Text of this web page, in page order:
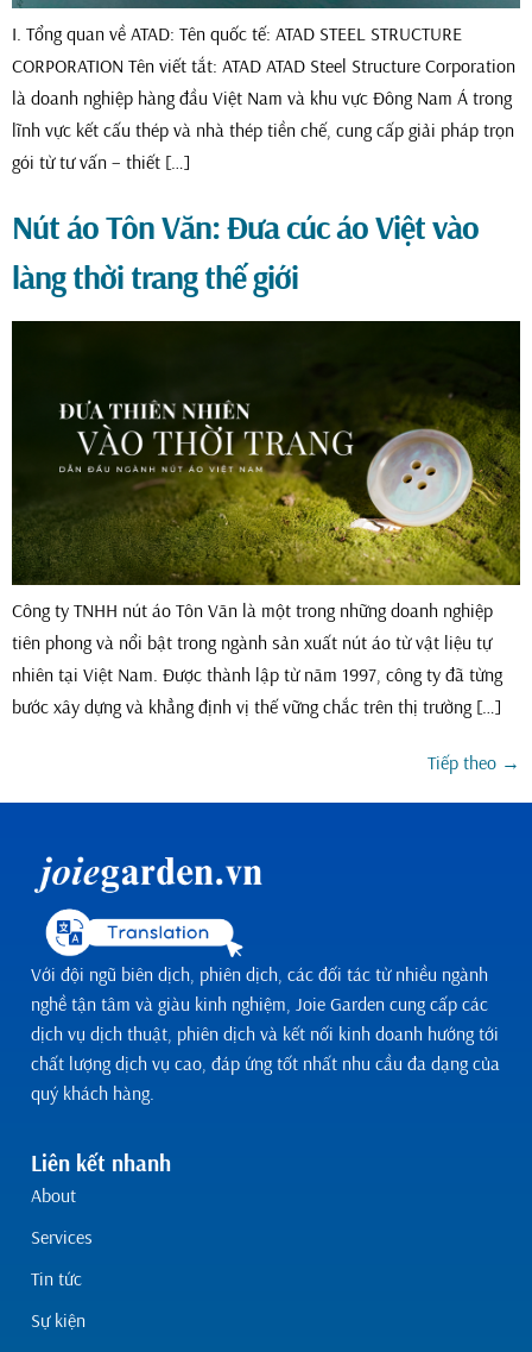
I. Tổng quan về ATAD: Tên quốc tế: ATAD STEEL STRUCTURE
CORPORATION Tên viết tắt: ATAD ATAD Steel Structure Corporation
là doanh nghiệp hàng đầu Việt Nam và khu vực Đông Nam Á trong
lĩnh vực kết cấu thép và nhà thép tiền chế, cung cấp giải pháp trọn
gói từ tư vấn – thiết […]
Nút áo Tôn Văn: Đưa cúc áo Việt vào
làng thời trang thế giới
Công ty TNHH nút áo Tôn Văn là một trong những doanh nghiệp
tiên phong và nổi bật trong ngành sản xuất nút áo từ vật liệu tự
nhiên tại Việt Nam. Được thành lập từ năm 1997, công ty đã từng
bước xây dựng và khẳng định vị thế vững chắc trên thị trường […]
Tiếp theo →
Với đội ngũ biên dịch, phiên dịch, các đối tác từ nhiều ngành
nghề tận tâm và giàu kinh nghiệm, Joie Garden cung cấp các
dịch vụ dịch thuật, phiên dịch và kết nối kinh doanh hướng tới
chất lượng dịch vụ cao, đáp ứng tốt nhất nhu cầu đa dạng của
quý khách hàng.
Liên kết nhanh
About
Services
Tin tức
Sự kiện